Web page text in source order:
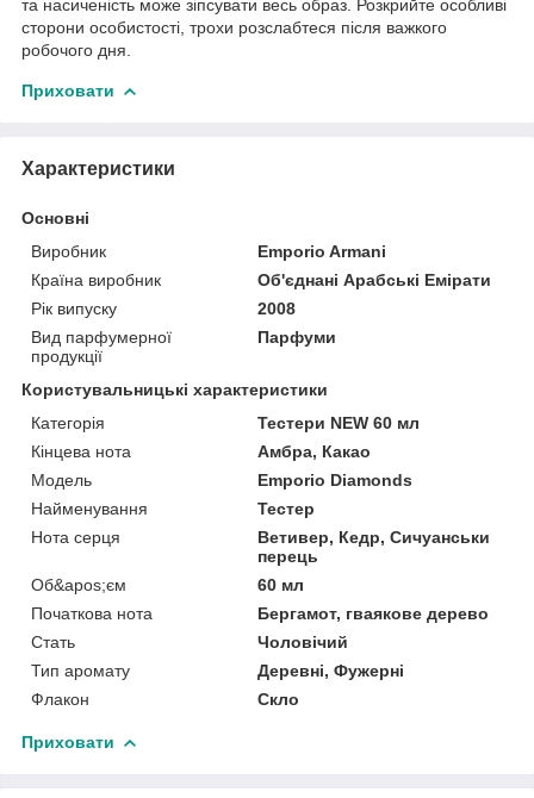
та насиченість може зіпсувати весь образ. Розкрийте особливі
сторони особистості, трохи розслабтеся після важкого
робочого дня.
Приховати
Характеристики
Основні
Виробник
Emporio Armani
Країна виробник
Об'єднані Арабські Емірати
Рік випуску
2008
Вид парфумерної
продукції
Парфуми
Користувальницькі характеристики
Категорія
Тестери NEW 60 мл
Кінцева нота
Амбра, Какао
Мoдель
Emporio Diamonds
Найменування
Тестер
Нота серця
Ветивер, Кедр, Сичуанськи
перець
Об&apos;єм
60 мл
Початкова нота
Бергамот, гваякове дерево
Стать
Чоловічий
Тип аромату
Деревні, Фужерні
Флакон
Скло
Приховати